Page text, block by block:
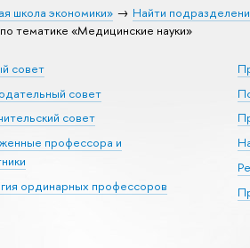
школа экономики» Найти
«Медицинские науки»
совет
совет
совет
профессора и
ординарных профессоров